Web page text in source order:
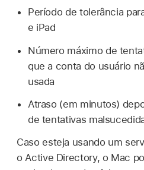
Período de tolerância
e iPad
Número máximo de
que a conta do usuário
usada
Atraso (em minutos)
de tentativas
Caso esteja usando um
o Active Directory, o Mac